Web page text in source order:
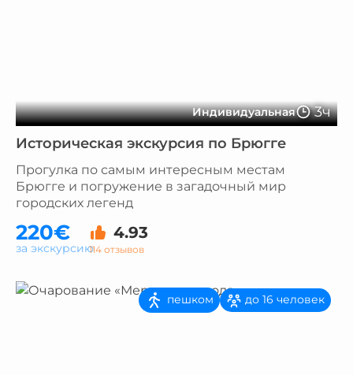
Индивидуальная 3ч
Историческая экскурсия по Брюгге
Прогулка по самым интересным местам
Брюгге и погружение в загадочный мир
городских легенд
220€ 4.93
114 отзывов
за экскурсию
пешком до 16 человек